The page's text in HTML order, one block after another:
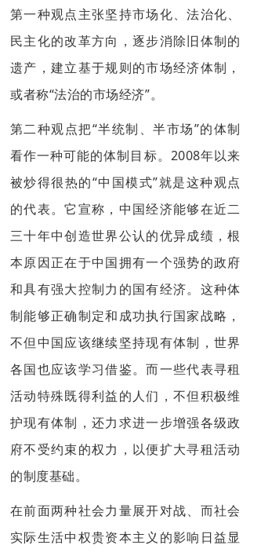
第一种观点主张坚持市场化、法治化、
民主化的改革方向，逐步消除旧体制的
遗产，建立基于规则的市场经济体制，
或者称“法治的市场经济”。
第二种观点把“半统制、半市场”的体制
看作一种可能的体制目标。2008年以来
被炒得很热的“中国模式”就是这种观点
的代表。它宣称，中国经济能够在近二
三十年中创造世界公认的优异成绩，根
本原因正在于中国拥有一个强势的政府
和具有强大控制力的国有经济。这种体
制能够正确制定和成功执行国家战略，
不但中国应该继续坚持现有体制，世界
各国也应该学习借鉴。而一些代表寻租
活动特殊既得利益的人们，不但积极维
护现有体制，还力求进一步增强各级政
府不受约束的权力，以便扩大寻租活动
的制度基础。
在前面两种社会力量展开对战、而社会
实际生活中权贵资本主义的影响日益显